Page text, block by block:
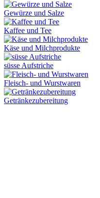
Gewürze und Salze
Kaffee und Tee
Käse und Milchprodukte
süsse Aufstriche
Fleisch- und Wurstwaren
Getränkezubereitung